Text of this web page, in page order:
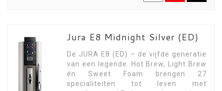
Jura E8 Midnight Silver (ED)
De JURA E8 (ED) – de vijfde generatie
van een legende. Hot Brew, Light Brew
én Sweet Foam brengen 27
specialiteiten tot leven met